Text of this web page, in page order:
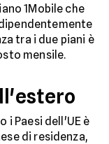
1Mobile che
tra i due piani è
mensile.
i Paesi dell'UE è
di residenza,